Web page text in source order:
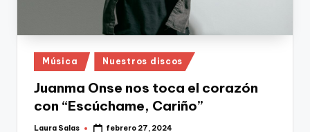
Publicado
en
Música Nuestros discos
Juanma Onse nos toca el corazón
con “Escúchame, Cariño”
Laura Salas febrero 27, 2024